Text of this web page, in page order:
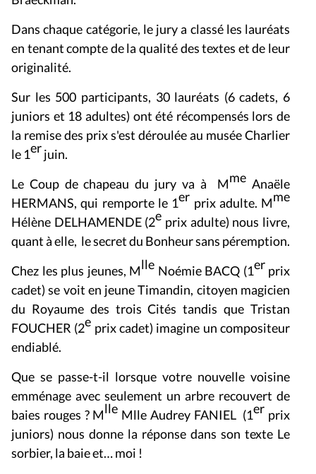
Dans chaque catégorie, le jury a classé les lauréats
en tenant compte de la qualité des textes et de leur
originalité.
Sur les 500 participants, 30 lauréats (6 cadets, 6
juniors et 18 adultes) ont été récompensés lors de
la remise des prix s'est déroulée au musée Charlier
le 1erjuin.
Le Coup de chapeau du jury va à Mme Anaële
HERMANS, qui remporte le 1er prix adulte. Mme
Hélène DELHAMENDE (2e prix adulte) nous livre,
quant à elle, le secret du Bonheur sans péremption.
Chez les plus jeunes, Mlle Noémie BACQ (1er prix
cadet) se voit en jeune Timandin, citoyen magicien
du Royaume des trois Cités tandis que Tristan
FOUCHER (2e prix cadet) imagine un compositeur
endiablé.
Que se passe-t-il lorsque votre nouvelle voisine
emménage avec seulement un arbre recouvert de
baies rouges ? Mlle Mlle Audrey FANIEL (1er prix
juniors) nous donne la réponse dans son texte Le
sorbier, la baie et… moi !